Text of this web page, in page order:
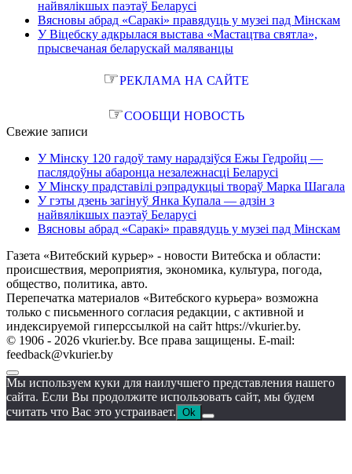
найвялікшых паэтаў Беларусі
Вясновы абрад «Саракі» правядуць у музеі пад Мінскам
У Віцебску адкрылася выстава «Мастацтва святла»,
прысвечаная беларускай маляванцы
☞РЕКЛАМА НА САЙТЕ
☞СООБЩИ НОВОСТЬ
Свежие записи
У Мінску 120 гадоў таму нарадзіўся Ежы Гедройц —
паслядоўны абаронца незалежнасці Беларусі
У Мінску прадставілі рэпрадукцыі твораў Марка Шагала
У гэты дзень загінуў Янка Купала — адзін з
найвялікшых паэтаў Беларусі
Вясновы абрад «Саракі» правядуць у музеі пад Мінскам
Газета «Витебский курьер» - новости Витебска и области:
происшествия, мероприятия, экономика, культура, погода,
общество, политика, авто.
Перепечатка материалов «Витебского курьера» возможна
только с письменного согласия редакции, с активной и
индексируемой гиперссылкой на сайт https://vkurier.by.
© 1906 - 2026 vkurier.by. Все права защищены. E-mail:
feedback@vkurier.by
Мы используем куки для наилучшего представления нашего
сайта. Если Вы продолжите использовать сайт, мы будем
считать что Вас это устраивает. Ok